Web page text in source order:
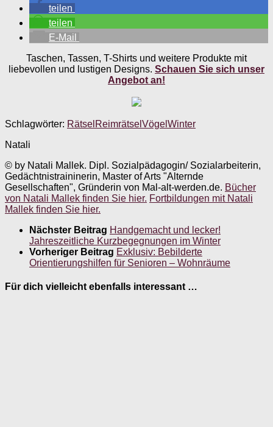
teilen
teilen
E-Mail
Taschen, Tassen, T-Shirts und weitere Produkte mit
liebevollen und lustigen Designs. Schauen Sie sich unser
Angebot an!
Schlagwörter: Rätsel Reimrätsel Vögel Winter
Natali
© by Natali Mallek. Dipl. Sozialpädagogin/ Sozialarbeiterin,
Gedächtnistraininerin, Master of Arts "Alternde
Gesellschaften", Gründerin von Mal-alt-werden.de. Bücher
von Natali Mallek finden Sie hier. Fortbildungen mit Natali
Mallek finden Sie hier.
Nächster Beitrag Handgemacht und lecker!
Jahreszeitliche Kurzbegegnungen im Winter
Vorheriger Beitrag Exklusiv: Bebilderte
Orientierungshilfen für Senioren – Wohnräume
Für dich vielleicht ebenfalls interessant …